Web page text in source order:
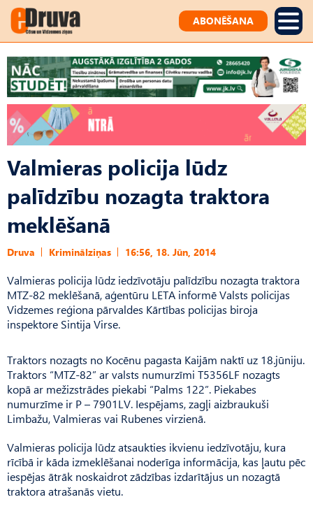
ABONĒŠANA
Valmieras policija lūdz
palīdzību nozagta traktora
meklēšanā
Druva Kriminālziņas 16:56, 18. Jūn, 2014
Valmieras policija lūdz iedzīvotāju palīdzību nozagta traktora
MTZ-82 meklēšanā, aģentūru LETA informē Valsts policijas
Vidzemes reģiona pārvaldes Kārtības policijas biroja
inspektore Sintija Virse.
Traktors nozagts no Kocēnu pagasta Kaijām naktī uz 18.jūniju.
Traktors “MTZ-82” ar valsts numurzīmi T5356LF nozagts
kopā ar mežizstrādes piekabi “Palms 122”. Piekabes
numurzīme ir P – 7901LV. Iespējams, zagļi aizbraukuši
Limbažu, Valmieras vai Rubenes virzienā.
Valmieras policija lūdz atsaukties ikvienu iedzīvotāju, kura
rīcībā ir kāda izmeklēšanai noderīga informācija, kas ļautu pēc
iespējas ātrāk noskaidrot zādzības izdarītājus un nozagtā
traktora atrašanās vietu.